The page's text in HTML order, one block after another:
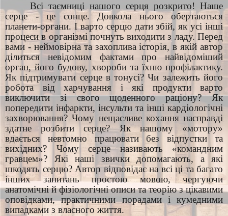
Всі таємниці нашого серця розкрито! Наше
серце - це сонце. Довкола нього обертаються
планети-органи. І варто серцю дати збій, як усі інші
процеси в організмі почнуть виходити з ладу. Перед
вами - неймовірна та захоплива історія, в якій автор
ділиться невідомим фактами про найвідоміший
орган, його будову, хвороби та їхню профілактику.
Як підтримувати серце в тонусі? Чи залежить його
робота від харчування і які продукти варто
виключити зі свого щоденного раціону? Як
попередити інфаркти, інсульти та інші кардіологічні
захворювання? Чому нещасливе кохання насправді
здатне розбити серце? Як нашому «мотору»
вдається невтомно працювати без відпустки та
вихідних? Чому серце називають «командним
гравцем»? Які наші звички допомагають, а які
шкодять серцю? Автор відповідає на всі ці та багато
інших запитань простою мовою, чергуючи
анатомічні й фізіологічні описи та теорію з цікавими
оповідками, практичними порадами і кумедними
випадками з власного життя.